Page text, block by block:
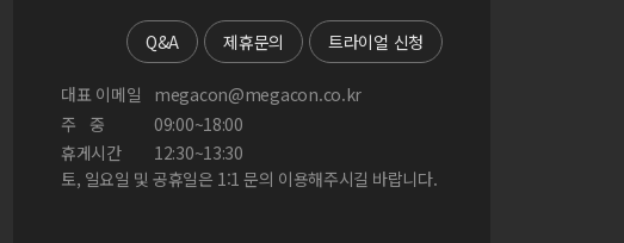
Q&A 제휴문의 트라이얼 신청
대표 이메일
megacon@megacon.co.kr
주
중
09:00~18:00
휴게시간
12:30~13:30
토, 일요일 및 공휴일은 1:1 문의 이용해주시길 바랍니다.